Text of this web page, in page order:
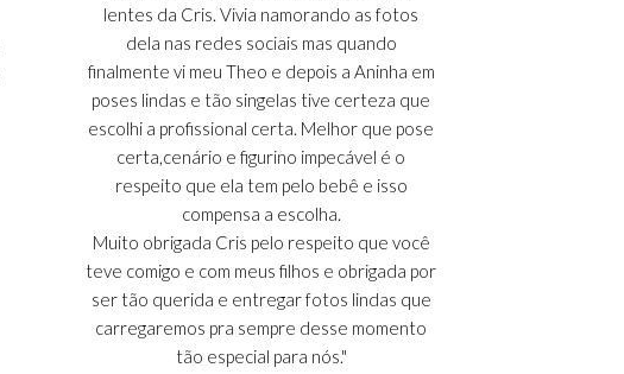
lentes da Cris. Vivia namorando as fotos
dela nas redes sociais mas quando
finalmente vi meu Theo e depois a Aninha em
poses lindas e tão singelas tive certeza que
escolhi a profissional certa. Melhor que pose
certa,cenário e figurino impecável é o
respeito que ela tem pelo bebê e isso
compensa a escolha.
Muito obrigada Cris pelo respeito que você
teve comigo e com meus filhos e obrigada por
ser tão querida e entregar fotos lindas que
carregaremos pra sempre desse momento
tão especial para nós."